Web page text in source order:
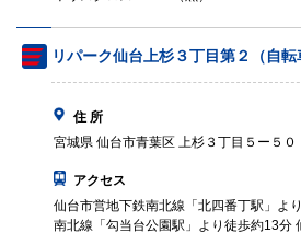
リパーク仙台上杉３丁目第２（自転
住 所
宮城県 仙台市青葉区 上杉３丁目５ー５０
アクセス
仙台市営地下鉄南北線「北四番丁駅」よ
南北線「勾当台公園駅」より徒歩約13分